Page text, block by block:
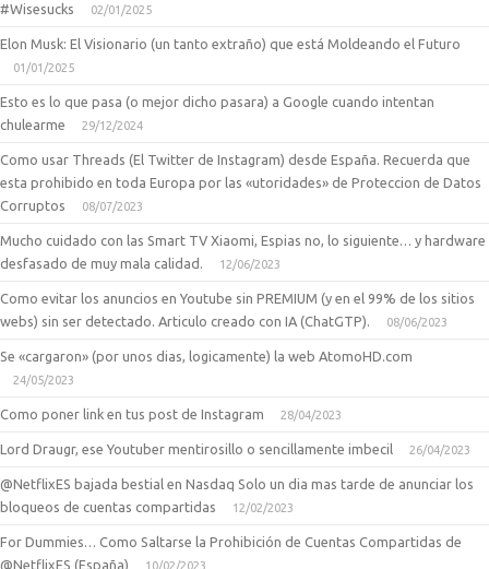
#Wisesucks
02/01/2025
Elon Musk: El Visionario (un tanto extraño) que está Moldeando el Futuro
01/01/2025
Esto es lo que pasa (o mejor dicho pasara) a Google cuando intentan
chulearme
29/12/2024
Como usar Threads (El Twitter de Instagram) desde España. Recuerda que
esta prohibido en toda Europa por las «utoridades» de Proteccion de Datos
Corruptos
08/07/2023
Mucho cuidado con las Smart TV Xiaomi, Espias no, lo siguiente… y hardware
desfasado de muy mala calidad.
12/06/2023
Como evitar los anuncios en Youtube sin PREMIUM (y en el 99% de los sitios
webs) sin ser detectado. Articulo creado con IA (ChatGTP).
08/06/2023
Se «cargaron» (por unos dias, logicamente) la web AtomoHD.com
24/05/2023
Como poner link en tus post de Instagram 28/04/2023
Lord Draugr, ese Youtuber mentirosillo o sencillamente imbecil 26/04/2023
@NetflixES bajada bestial en Nasdaq Solo un dia mas tarde de anunciar los
bloqueos de cuentas compartidas
12/02/2023
For Dummies… Como Saltarse la Prohibición de Cuentas Compartidas de
@NetflixES (España)
10/02/2023